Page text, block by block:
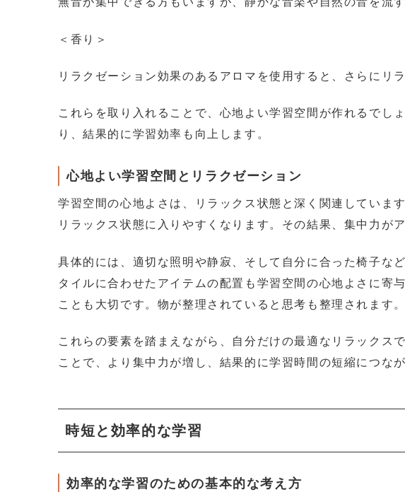
＜香り＞
リラクゼーション効果のあるアロマを使用すると、さらにリ
これらを取り入れることで、心地よい学習空間が作れるでし
り、結果的に学習効率も向上します。
心地よい学習空間とリラクゼーション
学習空間の心地よさは、リラックス状態と深く関連していま
リラックス状態に入りやすくなります。その結果、集中力が
具体的には、適切な照明や静寂、そして自分に合った椅子な
タイルに合わせたアイテムの配置も学習空間の心地よさに寄
ことも大切です。物が整理されていると思考も整理されます。
これらの要素を踏まえながら、自分だけの最適なリラックス
ことで、より集中力が増し、結果的に学習時間の短縮につなが
時短と効率的な学習
効率的な学習のための基本的な考え方